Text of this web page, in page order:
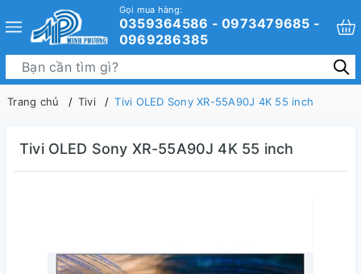
Gọi mua hàng:
0359364586 - 0973479685 -
0969286385
Trang chủ Tivi Tivi OLED Sony XR-55A90J 4K 55 inch
Tivi OLED Sony XR-55A90J 4K 55 inch